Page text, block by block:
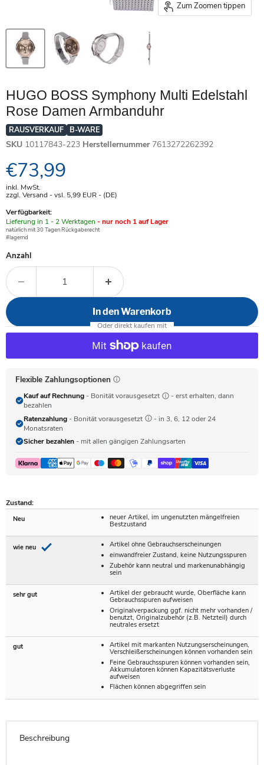
Zum Zoomen tippen
HUGO BOSS Symphony Multi Edelstahl
Rose Damen Armbanduhr
RAUSVERKAUF B-WARE
SKU 10117843-223 Herstellernummer 7613272262392
Aktueller Preis
€73,99
inkl. MwSt.
zzgl. Versand - vsl. 5,99 EUR- (DE)
Verfügbarkeit:
Verfügbar
-
Lieferung in 1 - 2 Werktagen - nur noch 1 auf Lager
natürlich mit 30 Tagen Rückgaberecht
#lagernd
Anzahl
In den Warenkorb
Flexible Zahlungsoptionen
Kauf auf Rechnung - Bonität vorausgesetzt
- erst erhalten, dann
bezahlen
Ratenzahlung - Bonität vorausgesetzt
- in 3, 6, 12 oder 24
Monatsraten
Sicher bezahlen - mit allen gängigen Zahlungsarten
Zustand:
Neu
neuer Artikel, im ungenutzten mängelfreien
Bestzustand
wie neu
Artikel ohne Gebrauchserscheinungen
einwandfreier Zustand, keine Nutzungsspuren
Zubehör kann neutral und markenunabhängig
sein
sehr gut
Artikel der gebraucht wurde, Oberfläche kann
Gebrauchsspuren aufweisen
Originalverpackung ggf. nicht mehr vorhanden /
benutzt, Originalzubehör (z.B. Netzteil) durch
neutrales ersetzt
gut
Artikel mit markanten Nutzungserscheinungen,
Verschleißerscheinungen können vorhanden sein
Feine Gebrauchsspuren können vorhanden sein,
Akkumulatoren können Kapazitätsverluste
aufweisen
Flächen können abgegriffen sein
Beschreibung